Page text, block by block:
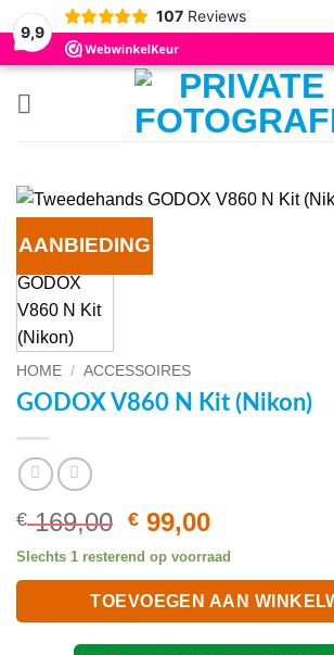
9,9
107 Reviews
AANBIEDING
HOME / ACCESSOIRES
GODOX V860 N Kit (Nikon)
€169,00 Oorspronkelijke
prijs
was:
€ 169,00.
€ 99,00Huidige
prijs
is:
€ 99,00.
Slechts 1 resterend op voorraad
TOEVOEGEN AAN